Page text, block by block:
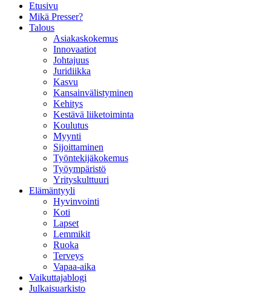
Etusivu
Mikä Presser?
Talous
Asiakaskokemus
Innovaatiot
Johtajuus
Juridiikka
Kasvu
Kansainvälistyminen
Kehitys
Kestävä liiketoiminta
Koulutus
Myynti
Sijoittaminen
Työntekijäkokemus
Työympäristö
Yrityskulttuuri
Elämäntyyli
Hyvinvointi
Koti
Lapset
Lemmikit
Ruoka
Terveys
Vapaa-aika
Vaikuttajablogi
Julkaisuarkisto